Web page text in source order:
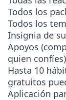
Todos los
Todos los
Insignia de
Apoyos
quien confíes)
Hasta 10
gratuitos
Aplicación